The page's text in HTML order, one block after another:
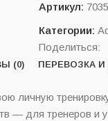
Артикул:
Категории:
Поделиться:
(0) ПЕРЕВОЗКА
личную
— для тренеров